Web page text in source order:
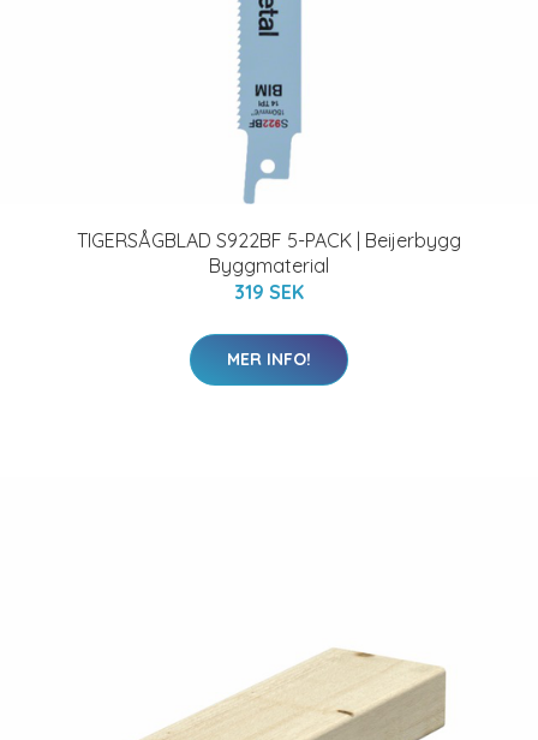
TIGERSÅGBLAD S922BF 5-PACK | Beijerbygg
Byggmaterial
319 SEK
MER INFO!